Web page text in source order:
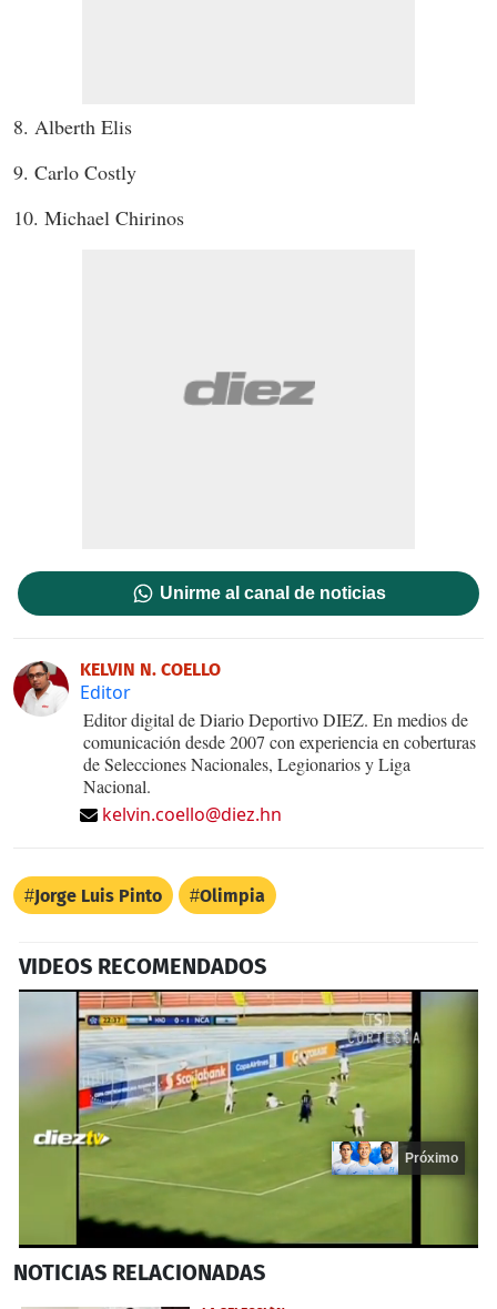
8. Alberth Elis
9. Carlo Costly
10. Michael Chirinos
Unirme al canal de noticias
KELVIN N. COELLO
Editor
Editor digital de Diario Deportivo DIEZ. En medios de
comunicación desde 2007 con experiencia en coberturas
de Selecciones Nacionales, Legionarios y Liga
Nacional.
kelvin.coello@diez.hn
Jorge Luis Pinto Olimpia
VIDEOS RECOMENDADOS
seconds
Próximo
NOTICIAS RELACIONADAS